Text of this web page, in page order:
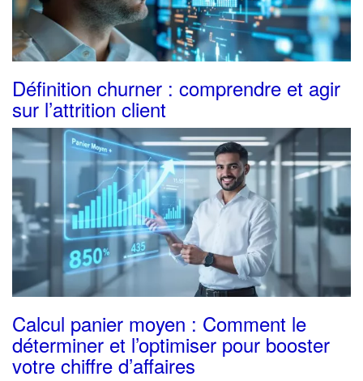
Définition churner : comprendre et agir
sur l’attrition client
Calcul panier moyen : Comment le
déterminer et l’optimiser pour booster
votre chiffre d’affaires